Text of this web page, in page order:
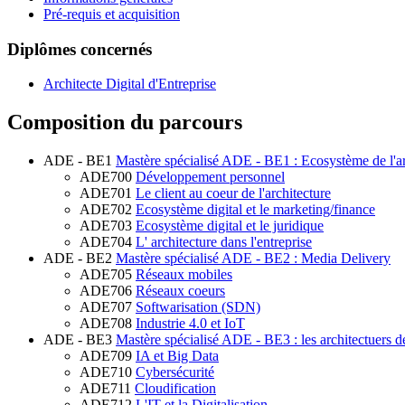
Pré-requis et acquisition
Diplômes concernés
Architecte Digital d'Entreprise
Composition du parcours
ADE - BE1 Mastère spécialisé ADE - BE1 : Ecosystème de
ADE700 Développement personnel
ADE701 Le client au coeur de l'architecture
ADE702 Ecosystème digital et le marketing/finance
ADE703 Ecosystème digital et le juridique
ADE704 L' architecture dans l'entreprise
ADE - BE2 Mastère spécialisé ADE - BE2 : Media Delivery
ADE705 Réseaux mobiles
ADE706 Réseaux coeurs
ADE707 Softwarisation (SDN)
ADE708 Industrie 4.0 et IoT
ADE - BE3 Mastère spécialisé ADE - BE3 : les architectuers
ADE709 IA et Big Data
ADE710 Cybersécurité
ADE711 Cloudification